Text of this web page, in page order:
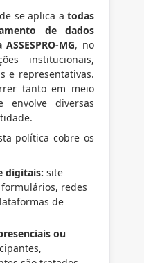
se aplica a todas
de dados
MG, no
institucionais,
e representativas.
tanto em meio
diversas
política cobre os
digitais: site
redes
de
ou